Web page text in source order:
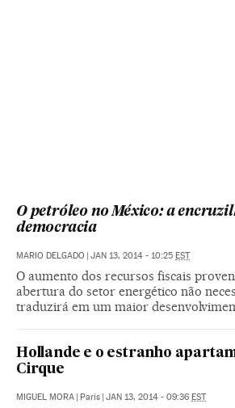
O petróleo no México: a
democracia
MARIO DELGADO | JAN 13, 2014 - 10:25 EST
O aumento dos recursos fiscais
abertura do setor energético não
traduzirá em um maior
Hollande e o estranho
Cirque
MIGUEL MORA | París | JAN 13, 2014 - 09:36 EST